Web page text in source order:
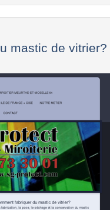
mastic de vitrier?